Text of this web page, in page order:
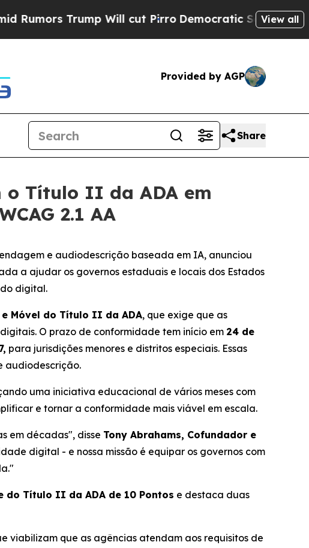
Trump Will cut Pirro Democratic Socialists ofView all
Provided by AGP
Share
Título II da ADA em
2.1 AA
e audiodescrição baseada em IA, anunciou
a ajudar os governos estaduais e locais dos Estados
digital.
Móvel do Título II da ADA, que exige que as
O prazo de conformidade tem início em 24 de
para jurisdições menores e distritos especiais. Essas
audiodescrição.
uma iniciativa educacional de vários meses com
e tornar a conformidade mais viável em escala.
em décadas", disse Tony Abrahams, Cofundador e
digital - e nossa missão é equipar os governos com
do Título II da ADA de 10 Pontos e destaca duas
viabilizam que as agências atendam aos requisitos de